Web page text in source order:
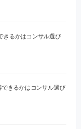
きるかはコンサル選び
きるかはコンサル選び